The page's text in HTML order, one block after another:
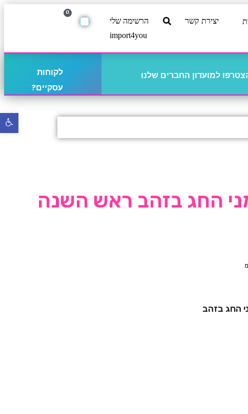
יצירת קשר
הרשימה שלי
import4you
0
למועדון החברים שלנו
לקוחות
עסקיים?
החג בזהב ראש השנה
החג בזהב
פתח